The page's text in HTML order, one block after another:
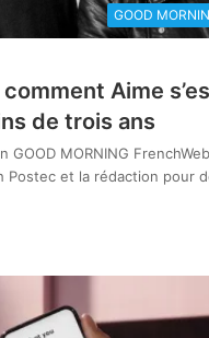
GOOD
Aime
de trois ans
GOOD MORNING
Postec et la rédaction pour